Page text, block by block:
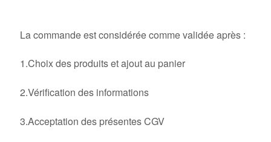
La commande est considérée comme validée après :
1.Choix des produits et ajout au panier
2.Vérification des informations
3.Acceptation des présentes CGV